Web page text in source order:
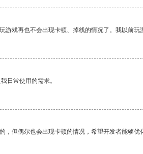
游戏再也不会出现卡顿、掉线的情况了。我以前
日常使用的需求。
，但偶尔也会出现卡顿的情况，希望开发者能够优